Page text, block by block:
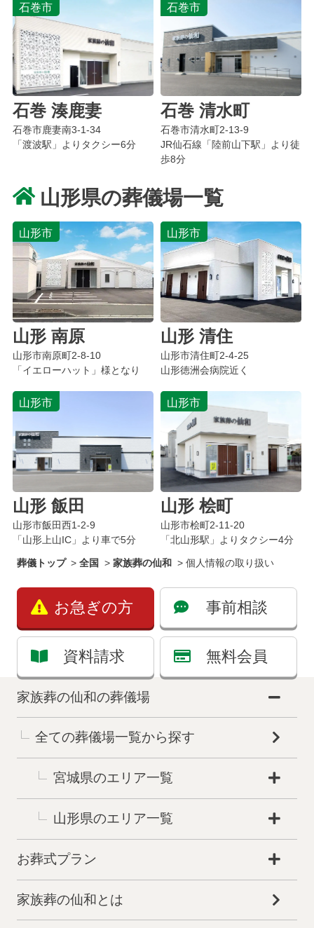
石巻市
石巻 湊鹿妻
石巻市鹿妻南3-1-34
「渡波駅」よりタクシー6分
石巻市
石巻 清水町
石巻市清水町2-13-9
JR仙石線「陸前山下駅」より徒
歩8分
山形県の葬儀場一覧
山形市
山形 南原
山形市南原町2-8-10
「イエローハット」様となり
山形市
山形 清住
山形市清住町2-4-25
山形徳洲会病院近く
山形市
山形 飯田
山形市飯田西1-2-9
「山形上山IC」より車で5分
山形市
山形 桧町
山形市桧町2-11-20
「北山形駅」よりタクシー4分
葬儀トップ >全国 >家族葬の仙和 > 個人情報の取り扱い
お急ぎの方 事前相談
資料請求 無料会員
家族葬の仙和の葬儀場
全ての葬儀場一覧から探す
宮城県のエリア一覧
山形県のエリア一覧
お葬式プラン
家族葬の仙和とは